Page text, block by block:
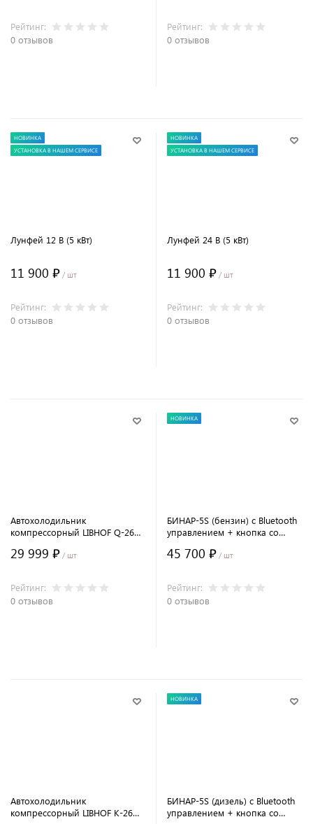
Рейтинг:
0 отзывов
Рейтинг:
0 отзывов
НОВИНКА
УСТАНОВКА В НАШЕМ СЕРВИСЕ
Лунфей 12 В (5 кВт)
11 900 ₽ / шт
Рейтинг:
0 отзывов
НОВИНКА
УСТАНОВКА В НАШЕМ СЕРВИСЕ
Лунфей 24 В (5 кВт)
11 900 ₽ / шт
Рейтинг:
0 отзывов
Автохолодильник
компрессорный LIBHOF Q-26
29 999 ₽ / шт
Рейтинг:
0 отзывов
НОВИНКА
БИНАР-5S (бензин) с Bluetooth
управлением + кнопка со
45 700 ₽ / шт
Рейтинг:
0 отзывов
Автохолодильник
компрессорный LIBHOF K-26
НОВИНКА
БИНАР-5S (дизель) с Bluetooth
управлением + кнопка со